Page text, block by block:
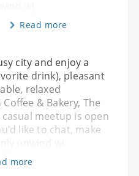
Read more
city and enjoy a
drink), pleasant
relaxed
& Bakery, The
meetup is open
like to chat, make
more